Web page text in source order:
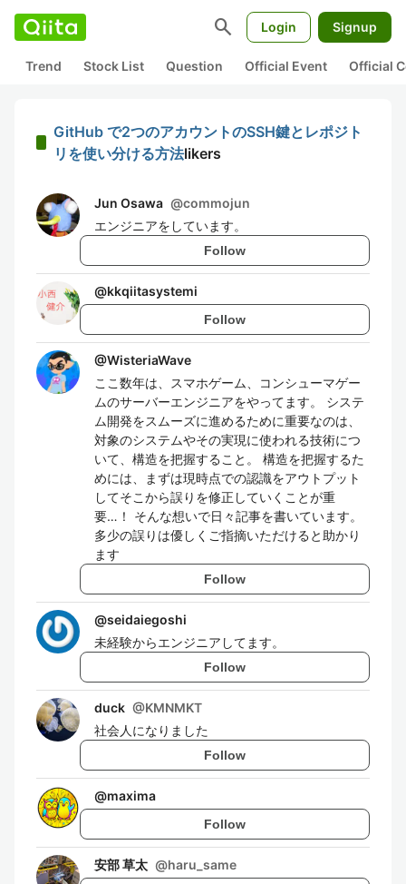
search Login Signup
Trend Stock List Question Official Event Official
GitHub で2つのアカウントのSSH鍵とレポジト
リを使い分ける方法likers
Jun Osawa @commojun
エンジニアをしています。
Follow
@kkqiitasystemi
Follow
@WisteriaWave
ここ数年は、スマホゲーム、コンシューマゲー
ムのサーバーエンジニアをやってます。 システ
ム開発をスムーズに進めるために重要なのは、
対象のシステムやその実現に使われる技術につ
いて、構造を把握すること。 構造を把握するた
めには、まずは現時点での認識をアウトプット
してそこから誤りを修正していくことが重
要…！ そんな想いで日々記事を書いています。
多少の誤りは優しくご指摘いただけると助かり
ます
Follow
@seidaiegoshi
未経験からエンジニアしてます。
Follow
duck @KMNMKT
社会人になりました
Follow
@maxima
Follow
安部 草太 @haru_same